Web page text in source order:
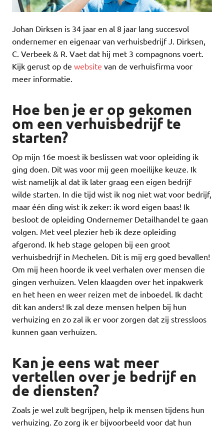
Johan Dirksen is 34 jaar en al 8 jaar lang succesvol
ondernemer en eigenaar van verhuisbedrijf J. Dirksen,
C. Verbeek & R. Vaet dat hij met 3 compagnons voert.
Kijk gerust op de website van de verhuisfirma voor
meer informatie.
Hoe ben je er op gekomen
om een verhuisbedrijf te
starten?
Op mijn 16e moest ik beslissen wat voor opleiding ik
ging doen. Dit was voor mij geen moeilijke keuze. Ik
wist namelijk al dat ik later graag een eigen bedrijf
wilde starten. In die tijd wist ik nog niet wat voor bedrijf,
maar één ding wist ik zeker: ik word eigen baas! Ik
besloot de opleiding Ondernemer Detailhandel te gaan
volgen. Met veel plezier heb ik deze opleiding
afgerond. Ik heb stage gelopen bij een groot
verhuisbedrijf in Mechelen. Dit is mij erg goed bevallen!
Om mij heen hoorde ik veel verhalen over mensen die
gingen verhuizen. Velen klaagden over het inpakwerk
en het heen en weer reizen met de inboedel. Ik dacht
dit kan anders! Ik zal deze mensen helpen bij hun
verhuizing en zo zal ik er voor zorgen dat zij stressloos
kunnen gaan verhuizen.
Kan je eens wat meer
vertellen over je bedrijf en
de diensten?
Zoals je wel zult begrijpen, help ik mensen tijdens hun
verhuizing. Zo zorg ik er bijvoorbeeld voor dat hun